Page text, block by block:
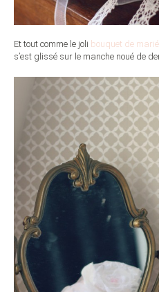
Et tout comme le joli bouquet de
s’est glissé sur le manche noué de